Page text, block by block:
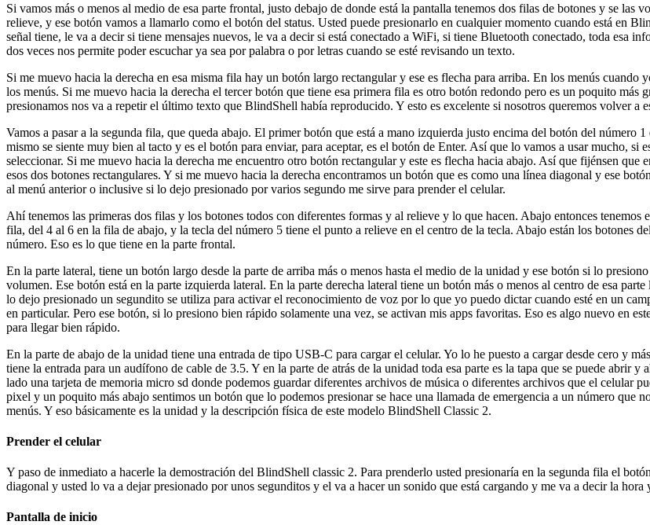
Si vamos más o menos al medio de esa parte frontal, justo debajo de donde está la pantalla tenemos dos filas de botones y se
relieve, y ese botón vamos a llamarlo como el botón del status. Usted puede presionarlo en cualquier momento cuando está en
señal tiene, le va a decir si tiene mensajes nuevos, le va a decir si está conectado a WiFi, si tiene Bluetooth conectado, toda esa
dos veces nos permite poder escuchar ya sea por palabra o por letras cuando se esté revisando un texto.
Si me muevo hacia la derecha en esa misma fila hay un botón largo rectangular y ese es flecha para arriba. En los menús cuando
los menús. Si me muevo hacia la derecha el tercer botón que tiene esa primera fila es otro botón redondo pero es un poquito
presionamos nos va a repetir el último texto que BlindShell había reproducido. Y esto es excelente si nosotros queremos volver a
Vamos a pasar a la segunda fila, que queda abajo. El primer botón que está a mano izquierda justo encima del botón del número
mismo se siente muy bien al tacto y es el botón para enviar, para aceptar, es el botón de Enter. Así que lo vamos a usar mucho, si
seleccionar. Si me muevo hacia la derecha me encuentro otro botón rectangular y este es flecha hacia abajo. Así que fijénsen
esos dos botones rectangulares. Y si me muevo hacia la derecha encontramos un botón que es como una línea diagonal y ese
al menú anterior o inclusive si lo dejo presionado por varios segundo me sirve para prender el celular.
Ahí tenemos las primeras dos filas y los botones todos con diferentes formas y al relieve y lo que hacen. Abajo entonces
fila, del 4 al 6 en la fila de abajo, y la tecla del número 5 tiene el punto a relieve en el centro de la tecla. Abajo están los botones
número. Eso es lo que tiene en la parte frontal.
En la parte lateral, tiene un botón largo desde la parte de arriba más o menos hasta el medio de la unidad y ese botón si lo
volumen. Ese botón está en la parte izquierda lateral. En la parte derecha lateral tiene un botón más o menos al centro de esa
lo dejo presionado un segundito se utiliza para activar el reconocimiento de voz por lo que yo puedo dictar cuando esté en un
en particular. Pero ese botón, si lo presiono bien rápido solamente una vez, se activan mis apps favoritas. Eso es algo nuevo en
para llegar bien rápido.
En la parte de abajo de la unidad tiene una entrada de tipo USB-C para cargar el celular. Yo lo he puesto a cargar desde cero y
tiene la entrada para un audífono de cable de 3.5. Y en la parte de atrás de la unidad toda esa parte es la tapa que se puede abrir
lado una tarjeta de memoria micro sd donde podemos guardar diferentes archivos de música o diferentes archivos que el celular
pixel y un poquito más abajo sentimos un botón que lo podemos presionar se hace una llamada de emergencia a un número que
menús. Y eso básicamente es la unidad y la descripción física de este modelo BlindShell Classic 2.
Prender el celular
Y paso de inmediato a hacerle la demostración del BlindShell classic 2. Para prenderlo usted presionaría en la segunda fila el
diagonal y usted lo va a dejar presionado por unos segunditos y el va a hacer un sonido que está cargando y me va a decir la
Pantalla de inicio